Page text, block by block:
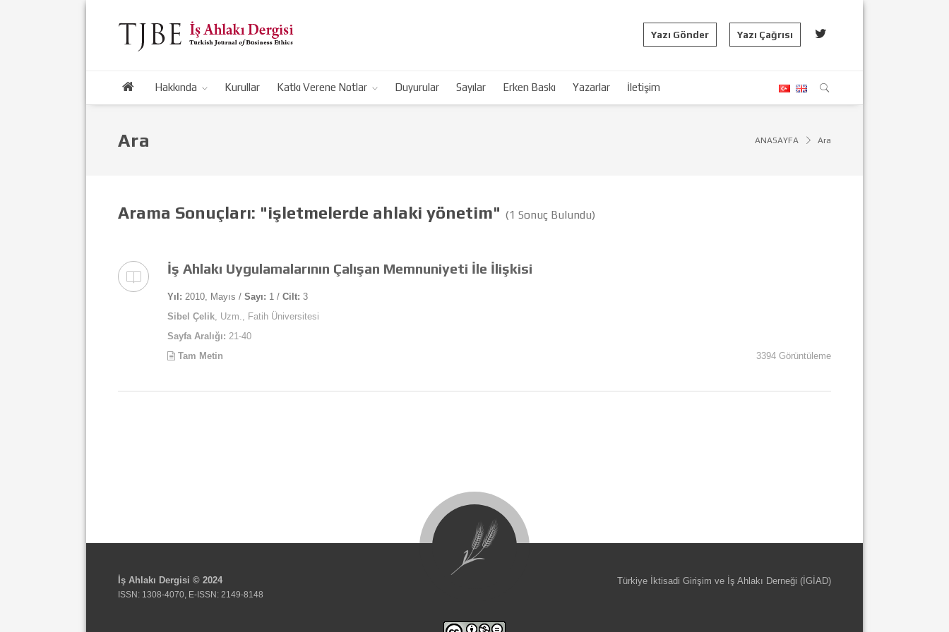
Yazı Gönder Yazı Çağrısı
Hakkında Kurullar Katkı Verene Notlar Duyurular Sayılar Erken Baskı Yazarlar İletişim
Ara ANASAYFA Ara
Arama Sonuçları: "işletmelerde ahlaki yönetim" (1 Sonuç Bulundu)
İş Ahlakı Uygulamalarının Çalışan Memnuniyeti İle İlişkisi
Yıl: 2010, Mayıs / Sayı: 1 / Cilt: 3
Sibel Çelik, Uzm., Fatih Üniversitesi
Sayfa Aralığı: 21-40
Tam Metin
3394 Görüntüleme
İş Ahlakı Dergisi © 2024
ISSN: 1308-4070, E-ISSN: 2149-8148
Türkiye İktisadi Girişim ve İş Ahlakı Derneği (İGİAD)